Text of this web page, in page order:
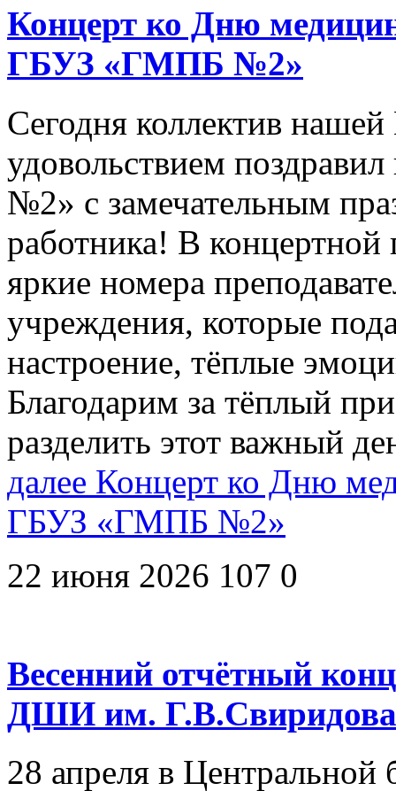
Концерт ко Дню
ГБУЗ «ГМПБ №2»
Сегодня коллектив
удовольствием
№2» с замечательным
работника! В
яркие номера
учреждения, которые
настроение, тёплые
Благодарим за тёплый
разделить этот важный
далее Концерт ко Дню
ГБУЗ «ГМПБ №2»
22 июня 2026 107 0
Весенний отчётный
ДШИ им. Г.В.Свиридова
28 апреля в